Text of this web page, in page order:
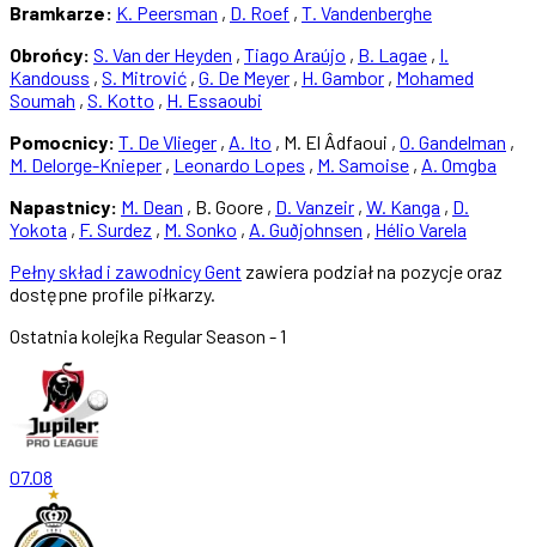
Bramkarze: K. Peersman , D. Roef , T. Vandenberghe
Obrońcy: S. Van der Heyden , Tiago Araújo , B. Lagae , I.
Kandouss , S. Mitrović , G. De Meyer , H. Gambor , Mohamed
Soumah , S. Kotto , H. Essaoubi
Pomocnicy: T. De Vlieger , A. Ito , M. El Âdfaoui , O. Gandelman ,
M. Delorge-Knieper , Leonardo Lopes , M. Samoise , A. Omgba
Napastnicy: M. Dean , B. Goore , D. Vanzeir , W. Kanga , D.
Yokota , F. Surdez , M. Sonko , A. Guðjohnsen , Hélio Varela
Pełny skład i zawodnicy Gent zawiera podział na pozycje oraz
dostępne profile piłkarzy.
Ostatnia kolejka Regular Season - 1
07.08